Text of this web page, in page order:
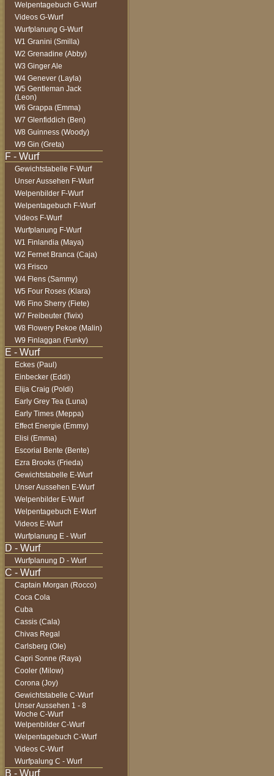
Welpentagebuch G-Wurf
Videos G-Wurf
Wurfplanung G-Wurf
W1 Granini (Smilla)
W2 Grenadine (Abby)
W3 Ginger Ale
W4 Genever (Layla)
W5 Gentleman Jack
(Leon)
W6 Grappa (Emma)
W7 Glenfiddich (Ben)
W8 Guinness (Woody)
W9 Gin (Greta)
Gewichtstabelle F-Wurf
Unser Aussehen F-Wurf
Welpenbilder F-Wurf
Welpentagebuch F-Wurf
Videos F-Wurf
Wurfplanung F-Wurf
W1 Finlandia (Maya)
W2 Fernet Branca (Caja)
W3 Frisco
W4 Flens (Sammy)
W5 Four Roses (Klara)
W6 Fino Sherry (Fiete)
W7 Freibeuter (Twix)
W8 Flowery Pekoe (Malin)
W9 Finlaggan (Funky)
Eckes (Paul)
Einbecker (Eddi)
Elija Craig (Poldi)
Early Grey Tea (Luna)
Early Times (Meppa)
Effect Energie (Emmy)
Elisi (Emma)
Escorial Bente (Bente)
Ezra Brooks (Frieda)
Gewichtstabelle E-Wurf
Unser Aussehen E-Wurf
Welpenbilder E-Wurf
Welpentagebuch E-Wurf
Videos E-Wurf
Wurfplanung E - Wurf
Wurfplanung D - Wurf
Captain Morgan (Rocco)
Coca Cola
Cuba
Cassis (Cala)
Chivas Regal
Carlsberg (Ole)
Capri Sonne (Raya)
Cooler (Milow)
Corona (Joy)
Gewichtstabelle C-Wurf
Unser Aussehen 1 - 8
Woche C-Wurf
Welpenbilder C-Wurf
Welpentagebuch C-Wurf
Videos C-Wurf
Wurfpalung C - Wurf